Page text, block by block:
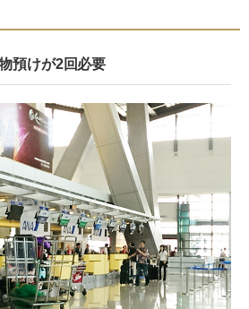
預けが2回必要